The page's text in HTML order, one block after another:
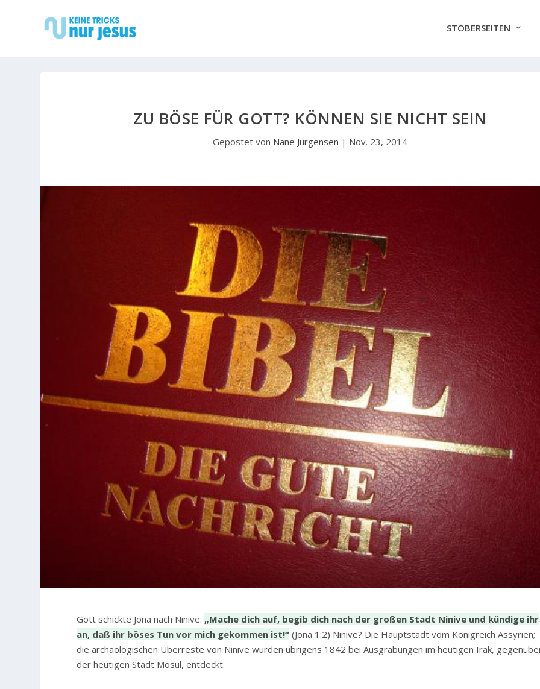
STÖBERSEITEN
ZU BÖSE FÜR GOTT? KÖNNEN SIE NICHT SEIN
Gepostet von Nane Jürgensen | Nov. 23, 2014
Gott schickte Jona nach Ninive: „Mache dich auf, begib dich nach der großen Stadt Ninive und kündige ihr
an, daß ihr böses Tun vor mich gekommen ist!“ (Jona 1:2) Ninive? Die Hauptstadt vom Königreich Assyrien;
die archäologischen Überreste von Ninive wurden übrigens 1842 bei Ausgrabungen im heutigen Irak,
der heutigen Stadt Mosul, entdeckt.